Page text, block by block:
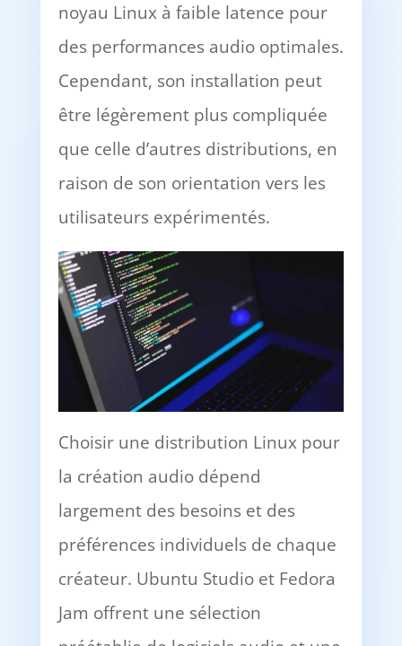
noyau Linux à faible latence pour
des performances audio optimales.
Cependant, son installation peut
être légèrement plus compliquée
que celle d’autres distributions, en
raison de son orientation vers les
utilisateurs expérimentés.
Choisir une distribution Linux pour
la création audio dépend
largement des besoins et des
préférences individuels de chaque
créateur. Ubuntu Studio et Fedora
Jam offrent une sélection